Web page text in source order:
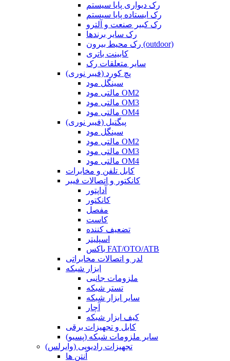
رک دیواری پایا سیستم
رک ایستاده پایا سیستم
رک کبیر صنعت و آلترو
رک سایر برندها
رک محیط بیرون (outdoor)
کابینت باتری
سایر متعلقات رک
پچ کورد (فیبر نوری)
سینگل مود
مالتی مود OM2
مالتی مود OM3
مالتی مود OM4
پیگتیل (فیبر نوری)
سینگل مود
مالتی مود OM2
مالتی مود OM3
مالتی مود OM4
کابل تلفن و مخابرات
کانکتور و اتصالات فیبر
آداپتور
کانکتور
مفصل
کاست
تضعیف کننده
اسپلیتر
باکس FAT/OTO/ATB
لدر و اتصالات مخابراتی
ابزار شبکه
ملزومات جانبی
تستر شبکه
سایر ابزار شبکه
آچار
کیف ابزار شبکه
کابل و تجهیزات برقی
سایر ملزومات شبکه (پسیو)
تجهیزات رادیویی (وایرلس)
آنتن ها